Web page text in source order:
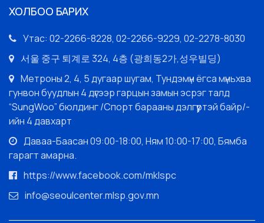
ХОЛБОО БАРИХ
Утас: 02-2266-8228, 02-2266-9229, 02-2278-8030
서울 중구 퇴계로 324, 4층 (광희동2가,성우빌딩)
Метроны 2, 4, 5 дугаар шугам, Тундэмүн ёгса мүньхва
гунвон буудлын 4 дүгээр гарцын замын эсрэг талд
“SungWoo” бюлдинг /Спорт барааны дэлгүүртэй байр/-
ийн 4 давхарт
Даваа-Баасан 09:00-18:00, Ням 10:00-17:00, Бямба
гарагт амарна.
https://www.facebook.com/mklspc
info@seoulcenter.mlsp.gov.mn